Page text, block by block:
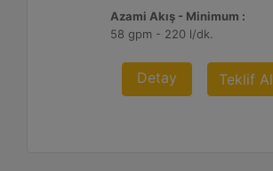
Azami Akış - Minimum :
58 gpm - 220 l/dk.
Detay Teklif Al